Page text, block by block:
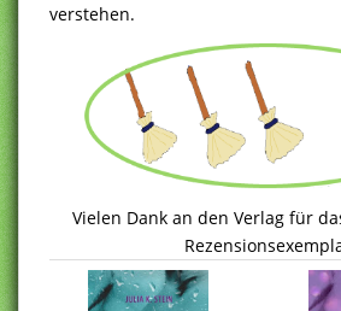
verstehen.
Vielen Dank an den Verlag für